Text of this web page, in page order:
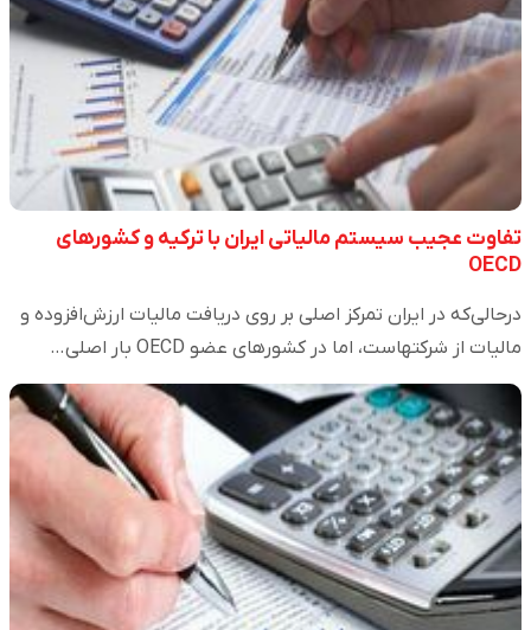
تفاوت عجیب سیستم مالیاتی ایران با ترکیه و کشورهای
OECD
درحالی‌که در ایران تمرکز اصلی بر روی دریافت مالیات ارزش‌افزوده و
مالیات از شرکتهاست، اما در کشورهای عضو OECD بار اصلی…